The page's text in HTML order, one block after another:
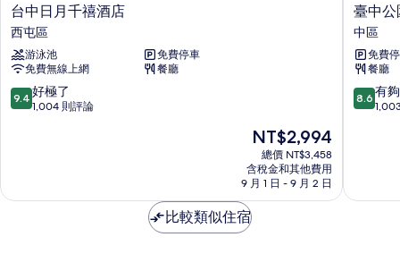
片台
中
日
月
千
禧
酒
台中日月千禧酒店
西屯區
游泳池
免費停車
免費無線上網
餐廳
9.4
分，
極
9.4 好極了
1,004 則評論
現
在
價
格
為
NT$2,994
NT$2,994
總價 NT$3,458
含稅金和其他費用
9 月 1 日 - 9 月 2 日
臺
中
公
園
智
選
假
旗
臺中公
中區
免費
餐廳
8.6
分，
夠
8.6 有
比較類似住宿